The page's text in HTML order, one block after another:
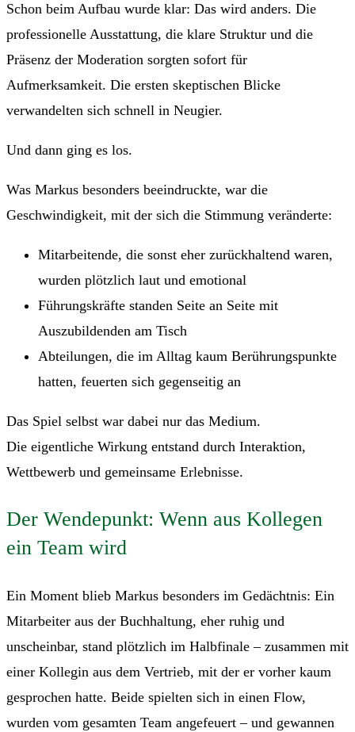
Schon beim Aufbau wurde klar: Das wird anders. Die
professionelle Ausstattung, die klare Struktur und die
Präsenz der Moderation sorgten sofort für
Aufmerksamkeit. Die ersten skeptischen Blicke
verwandelten sich schnell in Neugier.
Und dann ging es los.
Was Markus besonders beeindruckte, war die
Geschwindigkeit, mit der sich die Stimmung veränderte:
Mitarbeitende, die sonst eher zurückhaltend waren,
wurden plötzlich laut und emotional
Führungskräfte standen Seite an Seite mit
Auszubildenden am Tisch
Abteilungen, die im Alltag kaum Berührungspunkte
hatten, feuerten sich gegenseitig an
Das Spiel selbst war dabei nur das Medium.
Die eigentliche Wirkung entstand durch Interaktion,
Wettbewerb und gemeinsame Erlebnisse.
Der Wendepunkt: Wenn aus Kollegen
ein Team wird
Ein Moment blieb Markus besonders im Gedächtnis: Ein
Mitarbeiter aus der Buchhaltung, eher ruhig und
unscheinbar, stand plötzlich im Halbfinale – zusammen mit
einer Kollegin aus dem Vertrieb, mit der er vorher kaum
gesprochen hatte. Beide spielten sich in einen Flow,
wurden vom gesamten Team angefeuert – und gewannen